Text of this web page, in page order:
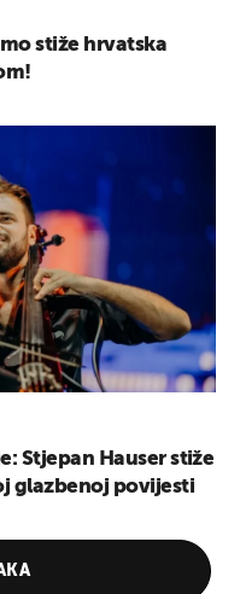
stiže hrvatska
Stjepan Hauser stiže
glazbenoj povijesti